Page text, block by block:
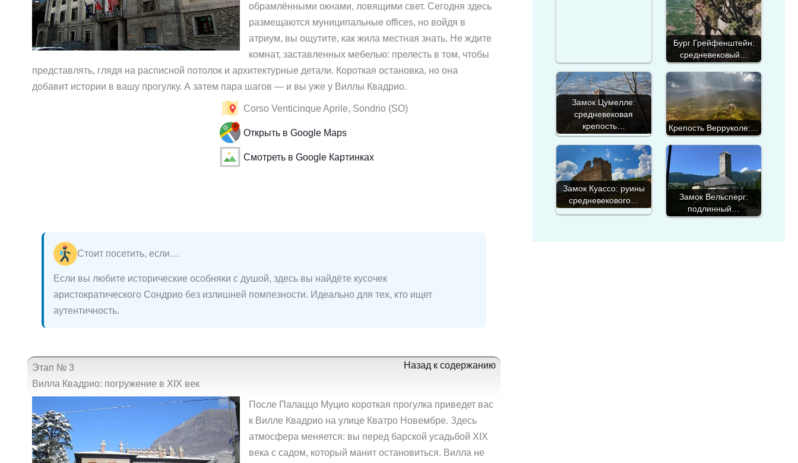
обрамлёнными окнами, ловящими свет. Сегодня здесь
размещаются муниципальные offices, но войдя в
атриум, вы ощутите, как жила местная знать. Не ждите
комнат, заставленных мебелью: прелесть в том, чтобы
представлять, глядя на расписной потолок и архитектурные детали. Короткая остановка, но она
добавит истории в вашу прогулку. А затем пара шагов — и вы уже у Виллы Квадрио.
Corso Venticinque Aprile, Sondrio (SO)
Открыть в Google Maps
Смотреть в Google Картинках
Стоит посетить, если…
Если вы любите исторические особняки с душой, здесь вы найдёте кусочек
аристократического Сондрио без излишней помпезности. Идеально для тех, кто ищет
аутентичность.
Этап № 3
Назад к содержанию
Вилла Квадрио: погружение в XIX век
После Палаццо Муцио короткая прогулка приведет вас
к Вилле Квадрио на улице Кватро Новембре. Здесь
атмосфера меняется: вы перед барской усадьбой XIX
века с садом, который манит остановиться. Вилла не
Бург Грейфенштейн:
средневековый…
Замок Цумелле:
средневековая
крепость…
Крепость Верруколе:…
Замок Куассо: руины
средневекового…
Замок Вельсперг:
подлинный…